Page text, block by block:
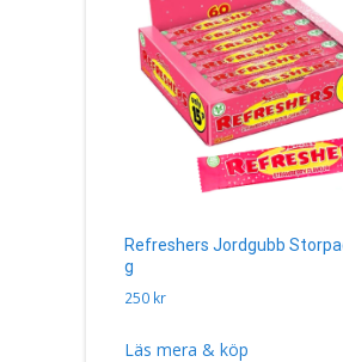
Refreshers Jordgubb
g
250 kr
Läs mera & köp